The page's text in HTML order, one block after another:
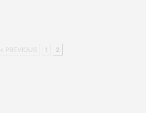
« PREVIOUS 1 2